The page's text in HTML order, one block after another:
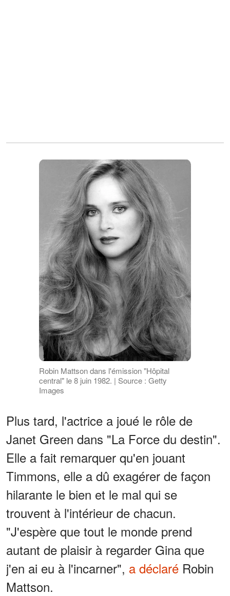
Robin Mattson dans l'émission "Hôpital
central" le 8 juin 1982. | Source : Getty
Images
Plus tard, l'actrice a joué le rôle de
Janet Green dans "La Force du destin".
Elle a fait remarquer qu'en jouant
Timmons, elle a dû exagérer de façon
hilarante le bien et le mal qui se
trouvent à l'intérieur de chacun.
"J'espère que tout le monde prend
autant de plaisir à regarder Gina que
j'en ai eu à l'incarner", a déclaré Robin
Mattson.